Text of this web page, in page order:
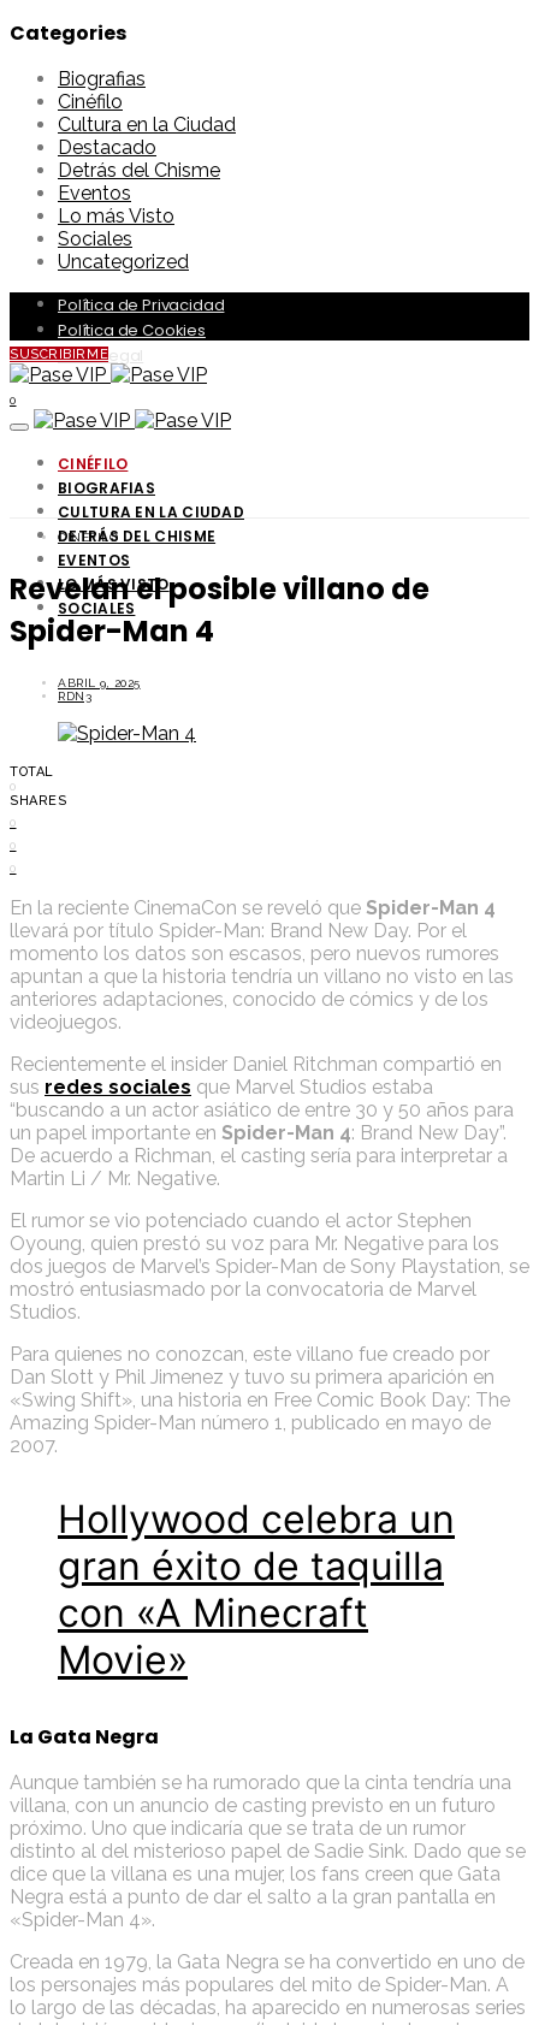
Categories
Biografias
Cinéfilo
Cultura en la Ciudad
Destacado
Detrás del Chisme
Eventos
Lo más Visto
Sociales
Uncategorized
Política de Privacidad
Política de Cookies
Aviso Legal
SUSCRIBIRME
0
CINÉFILO
BIOGRAFIAS
CULTURA EN LA CIUDAD
DETRÁS DEL CHISME
EVENTOS
LO MÁS VISTO
SOCIALES
CINÉFILO
Revelan el posible villano de
Spider-Man 4
ABRIL 9, 2025
RDN3
TOTAL
0
SHARES
0
0
0
En la reciente CinemaCon se reveló que Spider-Man 4
llevará por título Spider-Man: Brand New Day. Por el
momento los datos son escasos, pero nuevos rumores
apuntan a que la historia tendría un villano no visto en las
anteriores adaptaciones, conocido de cómics y de los
videojuegos.
Recientemente el insider Daniel Ritchman compartió en
sus redes sociales que Marvel Studios estaba
“buscando a un actor asiático de entre 30 y 50 años para
un papel importante en Spider-Man 4: Brand New Day”.
De acuerdo a Richman, el casting sería para interpretar a
Martin Li / Mr. Negative.
El rumor se vio potenciado cuando el actor Stephen
Oyoung, quien prestó su voz para Mr. Negative para los
dos juegos de Marvel’s Spider-Man de Sony Playstation, se
mostró entusiasmado por la convocatoria de Marvel
Studios.
Para quienes no conozcan, este villano fue creado por
Dan Slott y Phil Jimenez y tuvo su primera aparición en
«Swing Shift», una historia en Free Comic Book Day: The
Amazing Spider-Man número 1, publicado en mayo de
2007.
Hollywood celebra un
gran éxito de taquilla
con «A Minecraft
Movie»
La Gata Negra
Aunque también se ha rumorado que la cinta tendría una
villana, con un anuncio de casting previsto en un futuro
próximo. Uno que indicaría que se trata de un rumor
distinto al del misterioso papel de Sadie Sink. Dado que se
dice que la villana es una mujer, los fans creen que Gata
Negra está a punto de dar el salto a la gran pantalla en
«Spider-Man 4».
Creada en 1979, la Gata Negra se ha convertido en uno de
los personajes más populares del mito de Spider-Man. A
lo largo de las décadas, ha aparecido en numerosas series